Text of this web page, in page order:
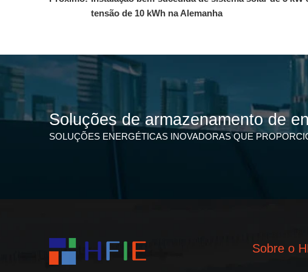
tensão de 10 kWh na Alemanha
Soluções de armazenamento de
SOLUÇÕES ENERGÉTICAS INOVADORAS QUE
Sobre o